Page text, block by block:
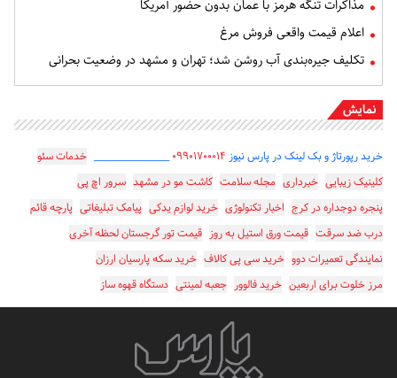
مذاکرات تنگه هرمز با عمان بدون حضور آمریکا
اعلام قیمت واقعی فروش مرغ
تکلیف جیره‌بندی آب روشن شد؛ تهران و مشهد در وضعیت بحرانی
نمایش
خرید رپورتاژ و بک لینک در پارس نیوز ۰۹۹۰۱۷۰۰۰۱۴_________________ خدمات سئو
کلینیک زیبایی خبرداری مجله سلامت کاشت مو در مشهد سرور اچ پی
پنجره دوجداره در کرج اخبار تکنولوژی خرید لوازم یدکی پیامک تبلیغاتی پارچه قائم
درب ضد سرقت قیمت ورق استیل به روز قیمت تور گرجستان لحظه آخری
نمایندگی تعمیرات دوو خرید سی پی کالاف خرید سکه پارسیان ارزان
مرز خلوت برای اربعین خرید فالوور جعبه لمینتی دستگاه قهوه ساز